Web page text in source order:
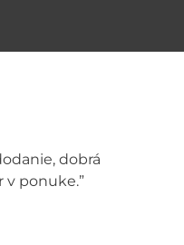
dobrá
v ponuke.”